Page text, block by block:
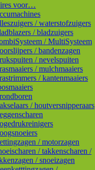
voor…
/ waterstofzuigers
/ bladzuigers
/ MultiSysteem
/ bandenzagen
/ nevelspuiten
/ mulchmaaiers
/ kantenmaaiers
/ houtversnipperaars
/ motorzagen
/ takkenscharen /
/ snoeizagen